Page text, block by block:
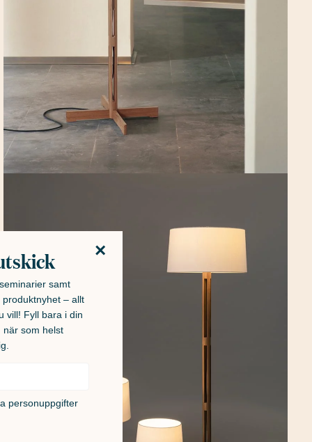
×
samt
– allt
vill! Fyll bara i din
när som helst
personuppgifter